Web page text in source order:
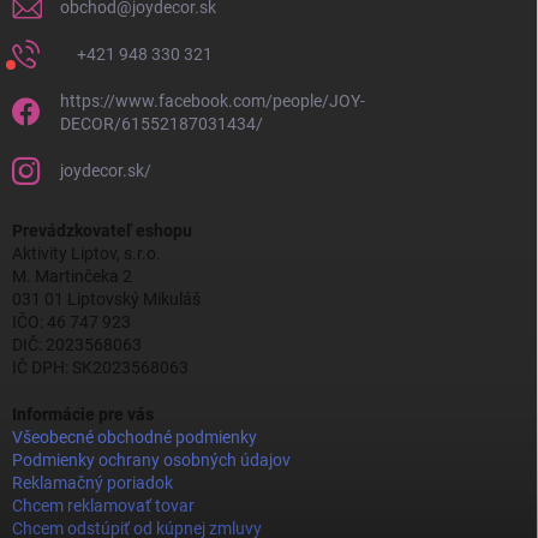
obchod@joydecor.sk
+421 948 330 321
https://www.facebook.com/people/JOY-
DECOR/61552187031434/
joydecor.sk/
Prevádzkovateľ eshopu
Aktivity Liptov, s.r.o.
M. Martinčeka 2
031 01 Liptovský Mikuláš
IČO: 46 747 923
DIČ: 2023568063
IČ DPH: SK2023568063
Informácie pre vás
Všeobecné obchodné podmienky
Podmienky ochrany osobných údajov
Reklamačný poriadok
Chcem reklamovať tovar
Chcem odstúpiť od kúpnej zmluvy